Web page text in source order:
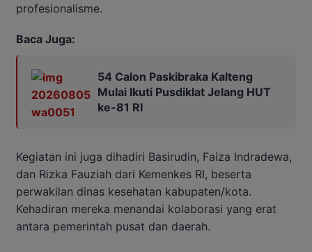
profesionalisme.
Baca Juga:
54 Calon Paskibraka Kalteng
Mulai Ikuti Pusdiklat Jelang HUT
ke-81 RI
Kegiatan ini juga dihadiri Basirudin, Faiza Indradewa,
dan Rizka Fauziah dari Kemenkes RI, beserta
perwakilan dinas kesehatan kabupaten/kota.
Kehadiran mereka menandai kolaborasi yang erat
antara pemerintah pusat dan daerah.